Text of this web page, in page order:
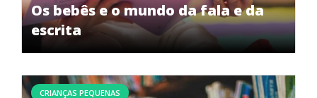
Os bebês e o mundo da fala e da
escrita
CRIANÇAS PEQUENAS